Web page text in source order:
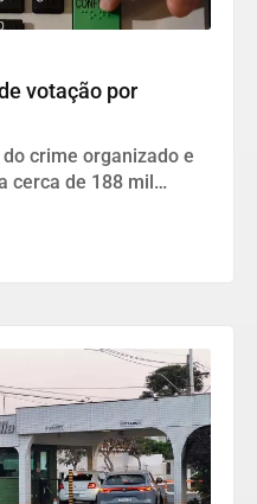
votação por
crime organizado e
cerca de 188 mil
fluminenses.